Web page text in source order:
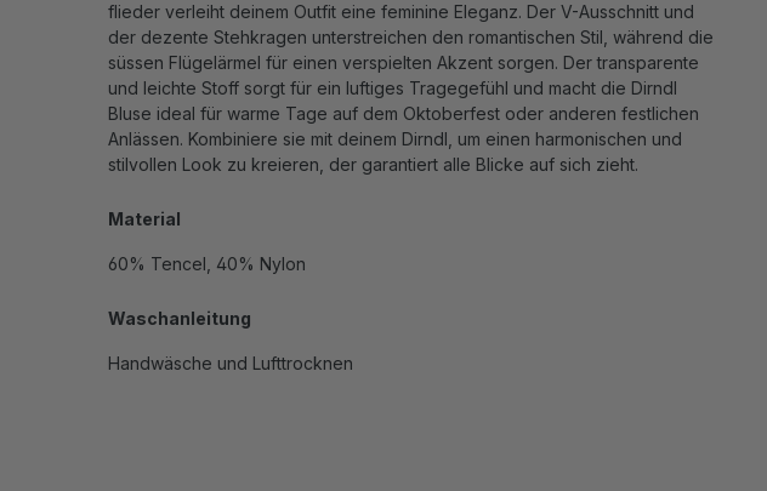
flieder verleiht deinem Outfit eine feminine Eleganz. Der V-Ausschnitt und
der dezente Stehkragen unterstreichen den romantischen Stil, während die
süssen Flügelärmel für einen verspielten Akzent sorgen. Der transparente
und leichte Stoff sorgt für ein luftiges Tragegefühl und macht die Dirndl
Bluse ideal für warme Tage auf dem Oktoberfest oder anderen festlichen
Anlässen. Kombiniere sie mit deinem Dirndl, um einen harmonischen und
stilvollen Look zu kreieren, der garantiert alle Blicke auf sich zieht.
Material
60% Tencel, 40% Nylon
Waschanleitung
Handwäsche und Lufttrocknen